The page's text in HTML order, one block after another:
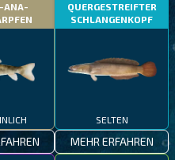
ANA-
QUERGESTREIFTER
SCHLANGENKOPF
SELTEN
MEHR ERFAHREN